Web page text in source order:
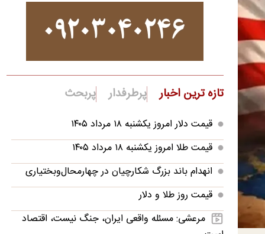
تازه ترین اخبار پرطرفدار پربحث
قیمت دلار امروز یکشنبه ۱۸ مرداد ۱۴۰۵
قیمت طلا امروز یکشنبه ۱۸ مرداد ۱۴۰۵
انهدام باند بزرگ شکارچیان در چهارمحال‌وبختیاری
قیمت روز طلا و دلار
مرعشی: مسئله واقعی ایران، جنگ نیست، اقتصاد